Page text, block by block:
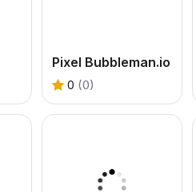
Pixel Bubbleman.io
0 (0)